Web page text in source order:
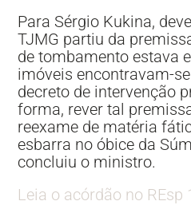
Para Sérgio Kukina,
TJMG partiu da
de tombamento estava
imóveis encontravam-
decreto de intervenção
forma, rever tal
reexame de matéria
esbarra no óbice da
concluiu o ministro.
Leia o acórdão no REsp